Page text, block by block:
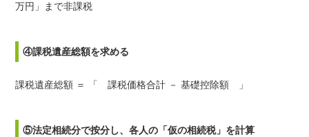
万円」まで非課税
④課税遺産総額を求める
課税遺産総額 ＝ 「 課税価格合計 － 基礎控除額 」
⑤法定相続分で按分し、各人の「仮の相続税」を計算